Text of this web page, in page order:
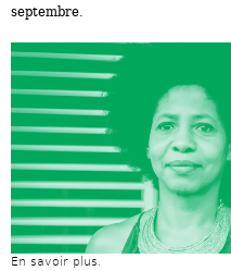
septembre.
En savoir plus.